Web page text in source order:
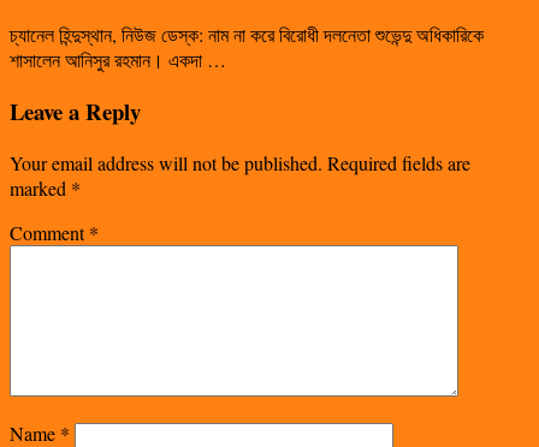
চ্যানেল হিন্দুস্থান, নিউজ ডেস্ক: নাম না করে বিরোধী দলনেতা শুভেন্দু অধিকারিকে
শাসালেন আনিসুর রহমান। একদা …
Leave a Reply
Your email address will not be published. Required fields are
marked *
Comment*
Name *